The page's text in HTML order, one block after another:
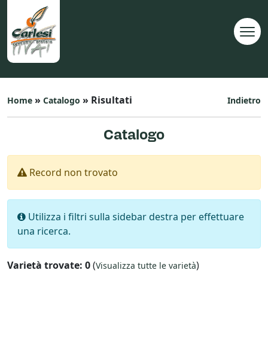
Indietro
Home » Catalogo » Risultati
Catalogo
Record non trovato
Utilizza i filtri sulla sidebar destra per effettuare
una ricerca.
Varietà trovate: 0(Visualizza tutte le varietà)